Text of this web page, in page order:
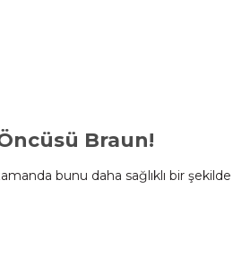
Braun!
bunu daha sağlıklı bir